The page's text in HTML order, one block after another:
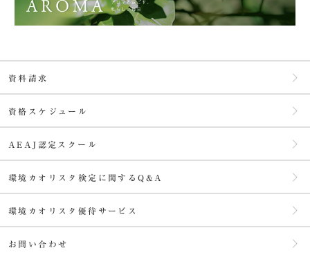
資料請求
資格スケジュール
AEAJ認定スクール
環境カオリスタ検定に関するQ&A
環境カオリスタ優待サービス
お問い合わせ